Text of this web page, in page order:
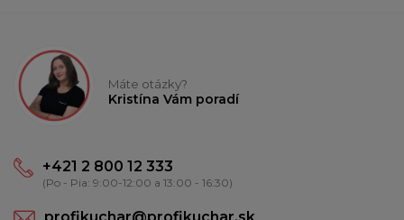
Máte otázky?
Kristína Vám poradí
+421 2 800 12 333
(Po - Pia: 9:00-12:00 a 13:00 - 16:30)